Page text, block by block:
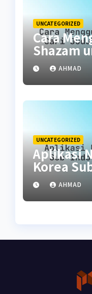
UNCATEGORIZED
Cara
Shazam
LaguAHMAD
UNCATEGORIZED
Aplikasi
Korea
LegalAHMAD